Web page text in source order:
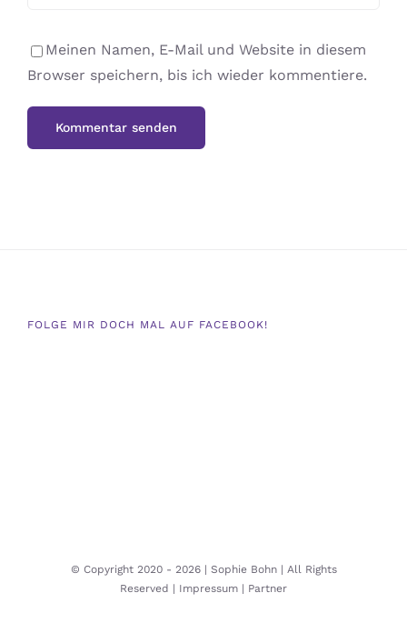
Meinen Namen, E-Mail und Website in diesem
Browser speichern, bis ich wieder kommentiere.
FOLGE MIR DOCH MAL AUF FACEBOOK!
© Copyright 2020 - 2026 | Sophie Bohn | All Rights
Reserved | Impressum | Partner